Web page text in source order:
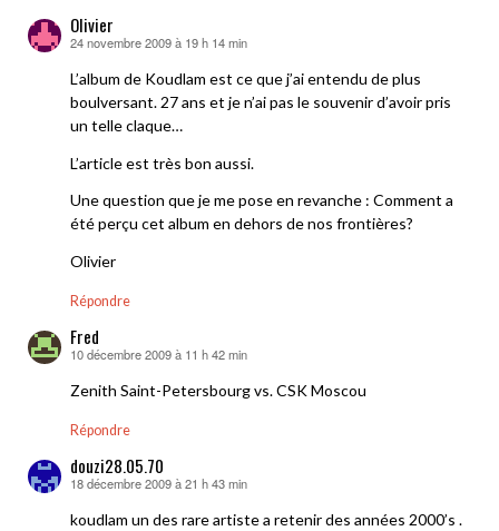
Olivier
dit :
24 novembre 2009 à 19 h 14 min
L’album de Koudlam est ce que j’ai entendu de plus
boulversant. 27 ans et je n’ai pas le souvenir d’avoir pris
un telle claque…
L’article est très bon aussi.
Une question que je me pose en revanche : Comment a
été perçu cet album en dehors de nos frontières?
Olivier
Répondre
Fred
dit :
10 décembre 2009 à 11 h 42 min
Zenith Saint-Petersbourg vs. CSK Moscou
Répondre
douzi28.05.70
dit :
18 décembre 2009 à 21 h 43 min
koudlam un des rare artiste a retenir des années 2000’s .